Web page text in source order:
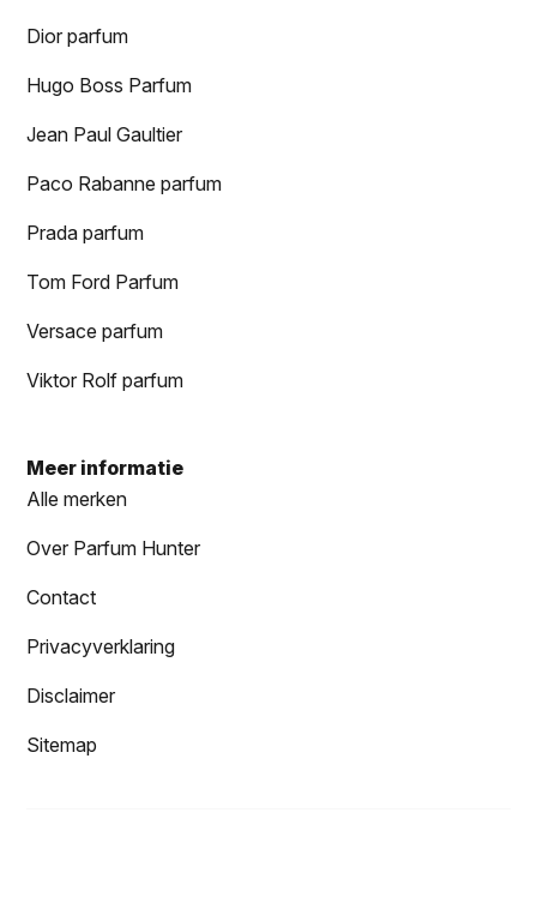
Dior parfum
Hugo Boss Parfum
Jean Paul Gaultier
Paco Rabanne parfum
Prada parfum
Tom Ford Parfum
Versace parfum
Viktor Rolf parfum
Meer informatie
Alle merken
Over Parfum Hunter
Contact
Privacyverklaring
Disclaimer
Sitemap